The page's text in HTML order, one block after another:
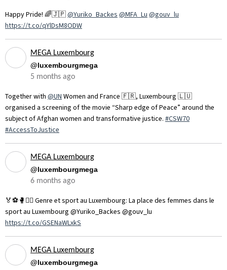
Happy Pride! 🌈🇯🇵@Yuriko_Backes @MFA_Lu @gouv_lu
https://t.co/qYlDsM8ODW
MEGA Luxembourg
@luxembourgmega
5 months ago
Together with @UN Women and France 🇫🇷, Luxembourg 🇱🇺
organised a screening of the movie “Sharp edge of Peace” around the
subject of Afghan women and transformative justice. #CSW70
#AccessToJustice
MEGA Luxembourg
@luxembourgmega
6 months ago
🏅⚽️🥊🏋️‍♀️ Genre et sport au Luxembourg: La place des femmes dans le
sport au Luxembourg ⁦@Yuriko_Backes⁩ ⁦⁦@gouv_lu⁩
https://t.co/GSENaWLxkS
MEGA Luxembourg
@luxembourgmega